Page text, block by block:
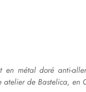
en métal doré anti-
de Bastelica, en